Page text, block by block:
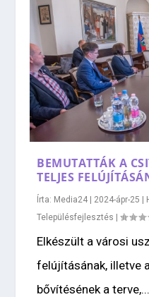
BEMUTATTÁK A
TELJES
Írta: Media24 | 2024-ápr-25 |
Településfejlesztés |
Elkészült a városi
felújításának, illetve
bővítésének a terve,...